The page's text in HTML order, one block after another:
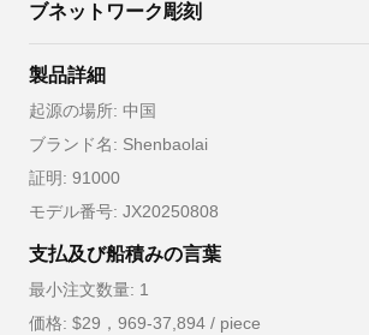
ブネットワーク彫刻
製品詳細
起源の場所: 中国
ブランド名: Shenbaolai
証明: 91000
モデル番号: JX20250808
支払及び船積みの言葉
最小注文数量: 1
価格: $29，969-37,894 / piece